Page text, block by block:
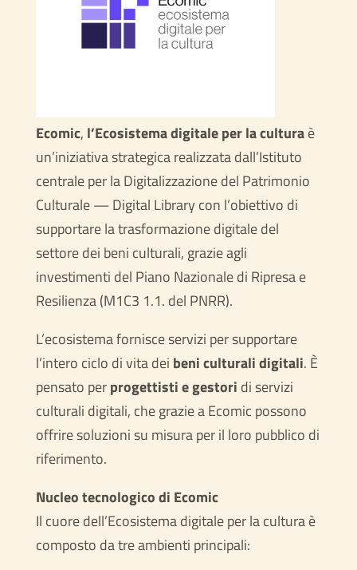
Ecomic, l’Ecosistema digitale per la culturaè
un’iniziativa strategica realizzata dall’Istituto
centrale per la Digitalizzazione del Patrimonio
Culturale — Digital Library con l’obiettivo di
supportare la trasformazione digitale del
settore dei beni culturali, grazie agli
investimenti del Piano Nazionale di Ripresa e
Resilienza (M1C3 1.1. del PNRR).
L’ecosistema fornisce servizi per supportare
l’intero ciclo di vita dei beni culturali digitali. È
pensato perprogettisti e gestori di servizi
culturali digitali, che grazie a Ecomic possono
offrire soluzioni su misura per il loro pubblico di
riferimento.
Nucleo tecnologico di Ecomic
Il cuore dell’Ecosistema digitale per la cultura è
composto da tre ambienti principali: